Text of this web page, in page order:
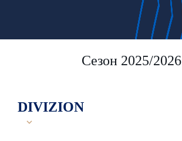
Сезон 2025/2026
DIVIZION